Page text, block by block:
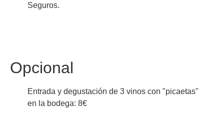
Seguros.
Opcional
Entrada y degustación de 3 vinos con "picaetas"
en la bodega: 8€